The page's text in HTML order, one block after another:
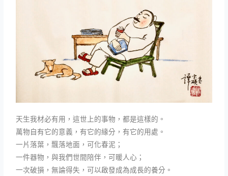
天生我材必有用，這世上的事物，都是這樣的。
萬物自有它的意義，有它的緣分，有它的用處。
一片落葉，飄落地面，可化春泥；
一件器物，與我們世間陪伴，可暖人心；
一次破損，無論得失，可以啟發成為成長的養分。